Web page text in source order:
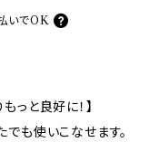
いでOK
っと良好に！】
も使いこなせます。